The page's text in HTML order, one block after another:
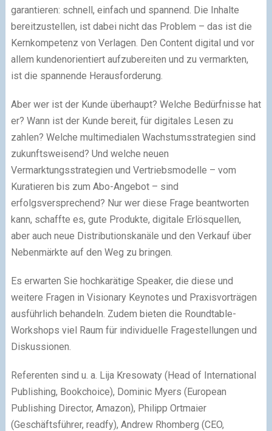
garantieren: schnell, einfach und spannend. Die Inhalte
bereitzustellen, ist dabei nicht das Problem – das ist die
Kernkompetenz von Verlagen. Den Content digital und vor
allem kundenorientiert aufzubereiten und zu vermarkten,
ist die spannende Herausforderung.
Aber wer ist der Kunde überhaupt? Welche Bedürfnisse hat
er? Wann ist der Kunde bereit, für digitales Lesen zu
zahlen? Welche multimedialen Wachstumsstrategien sind
zukunftsweisend? Und welche neuen
Vermarktungsstrategien und Vertriebsmodelle – vom
Kuratieren bis zum Abo-Angebot – sind
erfolgsversprechend? Nur wer diese Frage beantworten
kann, schaffte es, gute Produkte, digitale Erlösquellen,
aber auch neue Distributionskanäle und den Verkauf über
Nebenmärkte auf den Weg zu bringen.
Es erwarten Sie hochkarätige Speaker, die diese und
weitere Fragen in Visionary Keynotes und Praxisvorträgen
ausführlich behandeln. Zudem bieten die Roundtable-
Workshops viel Raum für individuelle Fragestellungen und
Diskussionen.
Referenten sind u. a. Lija Kresowaty (Head of International
Publishing, Bookchoice), Dominic Myers (European
Publishing Director, Amazon), Philipp Ortmaier
(Geschäftsführer, readfy), Andrew Rhomberg (CEO,